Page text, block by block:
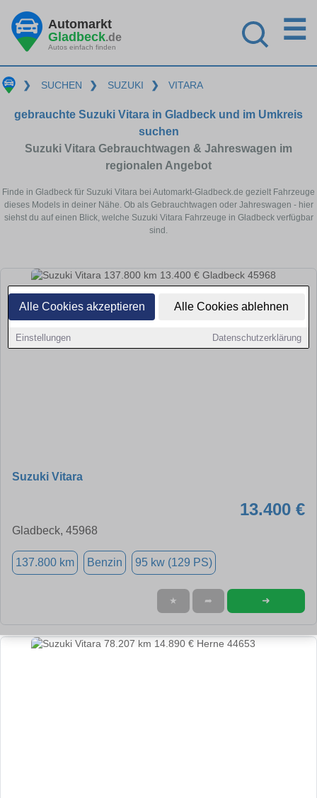
Alle Cookies akzeptieren Alle Cookies ablehnen
Einstellungen Datenschutzerklärung
Automarkt
Gladbeck.de
Autos einfach finden
☰
❯ SUCHEN ❯ SUZUKI ❯ VITARA
gebrauchte Suzuki Vitara in Gladbeck und im Umkreis
suchen
Suzuki Vitara Gebrauchtwagen & Jahreswagen im
regionalen Angebot
Finde in Gladbeck für Suzuki Vitara bei Automarkt-Gladbeck.de gezielt Fahrzeuge
dieses Models in deiner Nähe. Ob als Gebrauchtwagen oder Jahreswagen - hier
siehst du auf einen Blick, welche Suzuki Vitara Fahrzeuge in Gladbeck verfügbar
sind.
Suzuki Vitara
13.400 €
Gladbeck, 45968
137.800 km Benzin 95 kw (129 PS)
★ ➦ ➜